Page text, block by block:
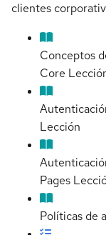
clientes
Conceptos
Core
Lección
Pages
Políticas de